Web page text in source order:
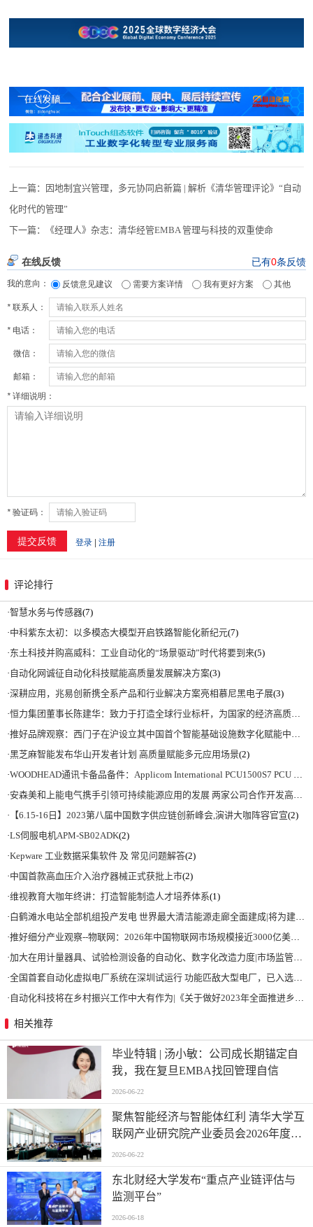
上一篇：
因地制宜兴管理，多元协同启新篇 | 解析《清华管理评论》“自动
化时代的管理”
下一篇：
《经理人》杂志：清华经管EMBA 管理与科技的双重使命
评论排行
·智慧水务与传感器(7)
·中科紫东太初：以多模态大模型开启铁路智能化新纪元(7)
·东土科技并购高威科：工业自动化的“场景驱动”时代将要到来(5)
· 自动化网诚征自动化科技赋能高质量发展解决方案(3)
·深耕应用，兆易创新携全系产品和行业解决方案亮相慕尼黑电子展(3)
·恒力集团董事长陈建华：致力于打造全球行业标杆，为国家的经济高质量发展贡献更大力量|上海电气集团党委书记、董事长吴磊来访
·推好品牌观察：西门子在沪设立其中国首个智能基础设施数字化赋能中心
·黑芝麻智能发布华山开发者计划 高质量赋能多元应用场景(2)
·WOODHEAD通讯卡备品备件：Applicom International PCU1500S7 PCU 1500 S7 V4.5.0
·安森美和上能电气携手引领可持续能源应用的发展 两家公司合作开发高性能储能和太阳能组串式逆变器方案 以实现可持续的未来
· 【6.15-16日】2023第八届中国数字供应链创新峰会,演讲大咖阵容官宣(2)
·LS伺服电机APM-SB02ADK(2)
·Kepware 工业数据采集软件 及 常见问题解答(2)
·中国首款高血压介入治疗器械正式获批上市(2)
·维视教育大咖年终讲：打造智能制造人才培养体系(1)
·白鹤滩水电站全部机组投产发电 世界最大清洁能源走廊全面建成|将为建设新型能源体系、保障国家能源安全、实现“双碳”目标提供有力支撑
·推好细分产业观察--物联网：2026年中国物联网市场规模接近3000亿美元 智慧工厂、智慧城市、智慧电网等将占60%以上
·加大在用计量器具、试验检测设备的自动化、数字化改造力度|市场监管总局 工业和信息化部 关于促进企业计量能力提升的指导意见
·全国首套自动化虚拟电厂系统在深圳试运行 功能匹敌大型电厂，已入选国际典型案例
· 自动化科技将在乡村振兴工作中大有作为|《关于做好2023年全面推进乡村振兴重点工作的意见》发布
相关推荐
毕业特辑 | 汤小敏：公司成长期锚定自
我，我在复旦EMBA找回管理自信
2026-06-22
聚焦智能经济与智能体红利 清华大学互
联网产业研究院产业委员会2026年度会
议举行
2026-06-22
东北财经大学发布“重点产业链评估与
监测平台”
2026-06-18